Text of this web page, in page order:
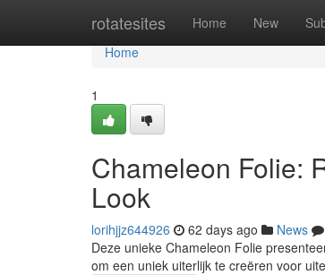
rotatesites Home New
Home
Home
1
Chameleon Folie:
Look
lorihjjz644926 62 days ago News
Deze unieke Chameleon Folie
om een uniek uiterlijk te creëren voor